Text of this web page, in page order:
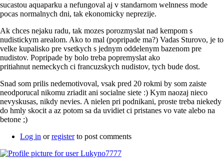
sucastou aquaparku a nefungoval aj v standarnom welnness mode
pocas normalnych dni, tak ekonomicky neprezije.
Ak chces nejaku radu, tak mozes porozmyslat nad kempom s
nudistickym arealom. Ako to mal (popripade ma?) Vadas Sturovo, je to
velke kupalisko pre vsetkych s jednym oddelenym bazenom pre
nudistov. Popripade by bolo treba popremyslat ako
pritiahnut nemeckych ci francuzskych nudistov, tych bude dost.
Snad som prilis nedemotivoval, vsak pred 20 rokmi by som zaiste
neodporucal nikomu zriadit ani socialne siete :) Kym naozaj nieco
nevyskusas, nikdy nevies. A nielen pri podnikani, proste treba niekedy
do hmly skocit a az potom sa da uvidiet ci pristanes vo vate alebo na
betone ;)
Log in orregisterto post comments